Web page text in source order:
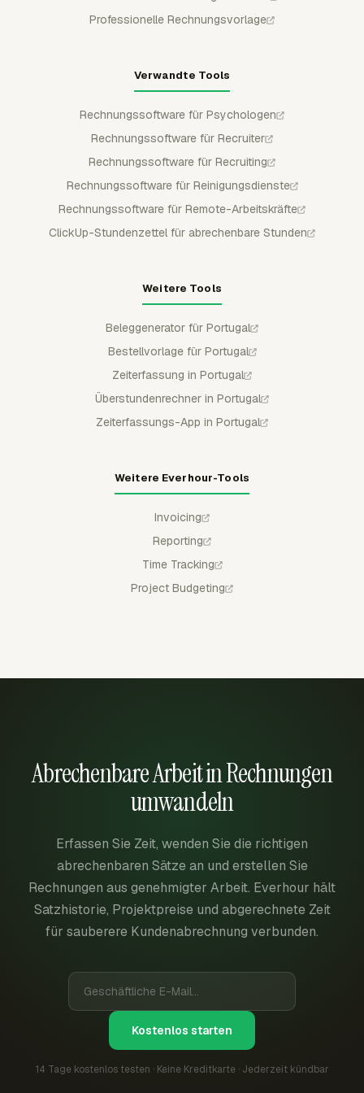
Professionelle Rechnungsvorlage
Verwandte Tools
Rechnungssoftware für Psychologen
Rechnungssoftware für Recruiter
Rechnungssoftware für Recruiting
Rechnungssoftware für Reinigungsdienste
Rechnungssoftware für Remote-Arbeitskräfte
ClickUp-Stundenzettel für abrechenbare Stunden
Weitere Tools
Beleggenerator für Portugal
Bestellvorlage für Portugal
Zeiterfassung in Portugal
Überstundenrechner in Portugal
Zeiterfassungs-App in Portugal
Weitere Everhour-Tools
Invoicing
Reporting
Time Tracking
Project Budgeting
Abrechenbare Arbeit in Rechnungen
umwandeln
Erfassen Sie Zeit, wenden Sie die richtigen
abrechenbaren Sätze an und erstellen Sie
Rechnungen aus genehmigter Arbeit. Everhour hält
Satzhistorie, Projektpreise und abgerechnete Zeit
für sauberere Kundenabrechnung verbunden.
Kostenlos starten
14 Tage kostenlos testen · Keine Kreditkarte · Jederzeit kündbar